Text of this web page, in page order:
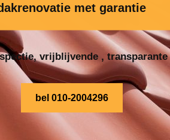
met garantie
vrijblijvende ,
bel 010-2004296